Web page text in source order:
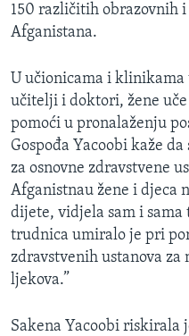
150 različitih obrazovnih
Afganistana.
U učionicama i
učitelji i doktori, žene
pomoći u pronalaženju
Gospođa Yacoobi kaže
za osnovne zdravstvene
Afganistnau žene i djeca
dijete, vidjela sam i sama
trudnica umiralo je pri
zdravstvenih ustanova
ljekova.”
Sakena Yacoobi riskirala